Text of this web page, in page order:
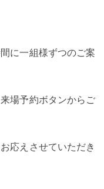
に一組様ずつのご案
場予約ボタンからご
応えさせていただき